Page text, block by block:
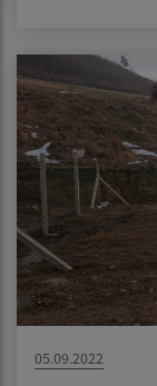
05.09.2022